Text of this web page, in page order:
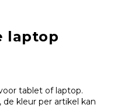
laptop
tablet of laptop.
kleur per artikel kan